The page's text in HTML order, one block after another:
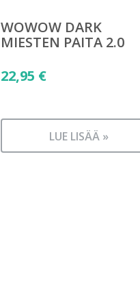
WOWOW DARK
MIESTEN PAITA 2.0
22,95 €
LUE LISÄÄ »